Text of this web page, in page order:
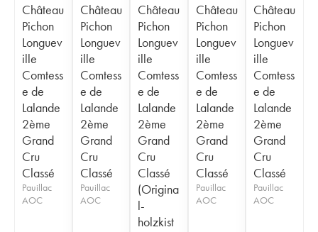
Château
Pichon
Longuev
ille
Comtess
e de
Lalande
2ème
Grand
Cru
Classé
Pauillac
AOC
Château
Pichon
Longuev
ille
Comtess
e de
Lalande
2ème
Grand
Cru
Classé
Pauillac
AOC
Château
Pichon
Longuev
ille
Comtess
e de
Lalande
2ème
Grand
Cru
Classé
(Origina
l-
holzkist
Château
Pichon
Longuev
ille
Comtess
e de
Lalande
2ème
Grand
Cru
Classé
Pauillac
AOC
Château
Pichon
Longuev
ille
Comtess
e de
Lalande
2ème
Grand
Cru
Classé
Pauillac
AOC